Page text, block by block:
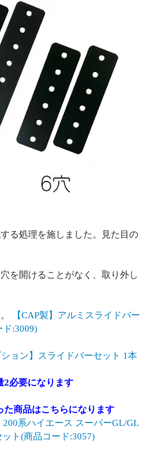
る処理を施しました。見た目の
を開けることがなく、取り外し
【CAP製】アルミスライドバー
ド:3009)
ョン】スライドバーセット 1本
必要になります
た商品はこちらになります
系ハイエース スーパーGL/GL
ト(商品コード:3057)